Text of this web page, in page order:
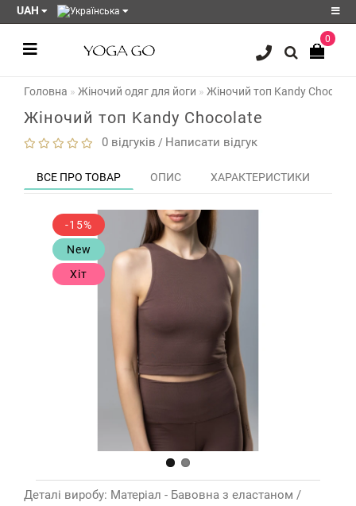
UAH
Реєстрація
Авторизація
Мої
0
Головна Жіночий одяг для йоги Жіночий топ Kandy
Жіночий топ Kandy Chocolate
0 відгуків / Написати відгук
ВСЕ ПРО ТОВАР ОПИС ХАРАКТЕРИСТИКИ
-15%
New
Хіт
Деталі виробу: Матеріал - Бавовна з еластаном /